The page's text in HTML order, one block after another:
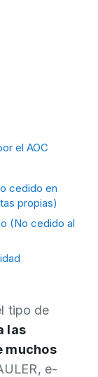
tipo de
las
muchos
e-
el AOC
cedido en
propias)
(No cedido al